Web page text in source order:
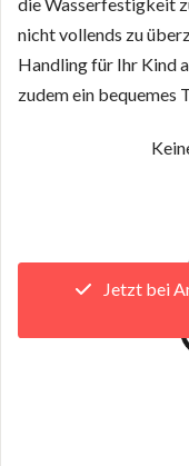
die Wasserfestigkeit
nicht vollends zu
Handling für Ihr Kind
zudem ein bequemes
Jetzt bei